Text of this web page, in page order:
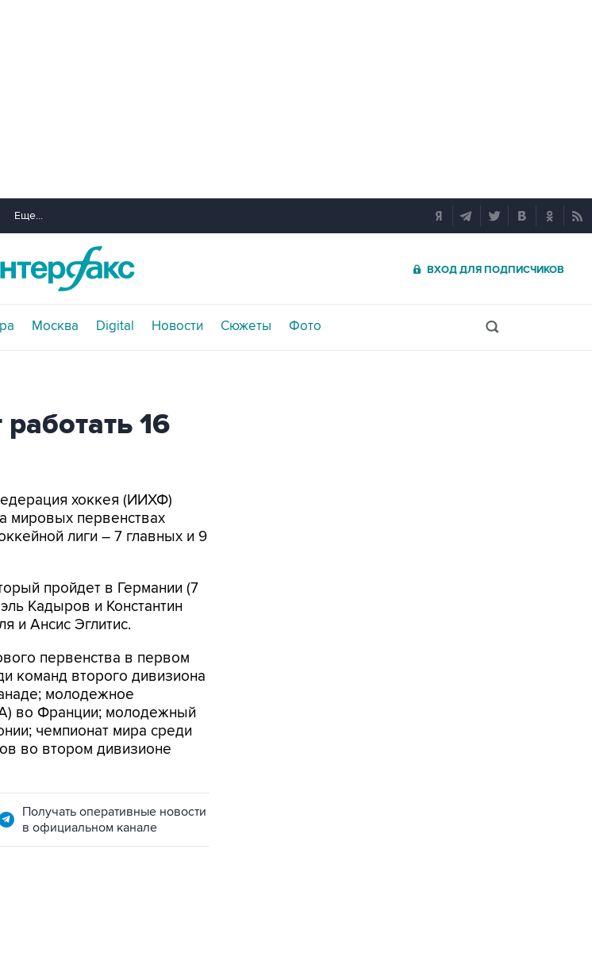
Еще...
ВХОД ДЛЯ ПОДПИСЧИКОВ
Москва Digital Новости Сюжеты Фото
16
хоккея (ИИХФ)
мировых первенствах
лиги – 7 главных и 9
пройдет в Германии (7
Кадыров и Константин
и Ансис Эглитис.
первенства в первом
команд второго дивизиона
молодежное
во Франции; молодежный
чемпионат мира среди
во втором дивизионе
Получать оперативные новости
в официальном канале